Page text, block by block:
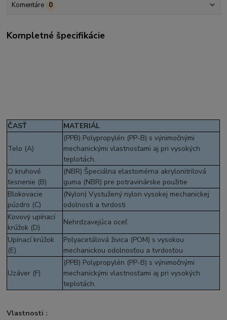
Komentáre 0
Kompletné špecifikácie
ČASŤ MATERIÁL
Telo (A)
(PPB) Polypropylén (PP-B) s výnimočnými
mechanickými vlastnosťami aj pri vysokých
teplotách.
O kruhové
tesnenie (B)
(NBR) Špeciálna elastomérna akrylonitrilová
guma (NBR) pre potravinárske použitie
Blokovacie
púzdro (C)
(Nylon) Vystužený nylon vysokej mechanickej
odolnosti a tvrdosti
Kovový upínací
krúžok (D)
Nehrdzavejúca oceľ
Upínací krúžok
(E)
Polyacetálová živica (POM) s vysokou
mechanickou odolnosťou a tvrdosťou
Uzáver (F)
(PPB) Polypropylén (PP-B) s výnimočnými
mechanickými vlastnosťami aj pri vysokých
teplotách.
Vlastnosti :